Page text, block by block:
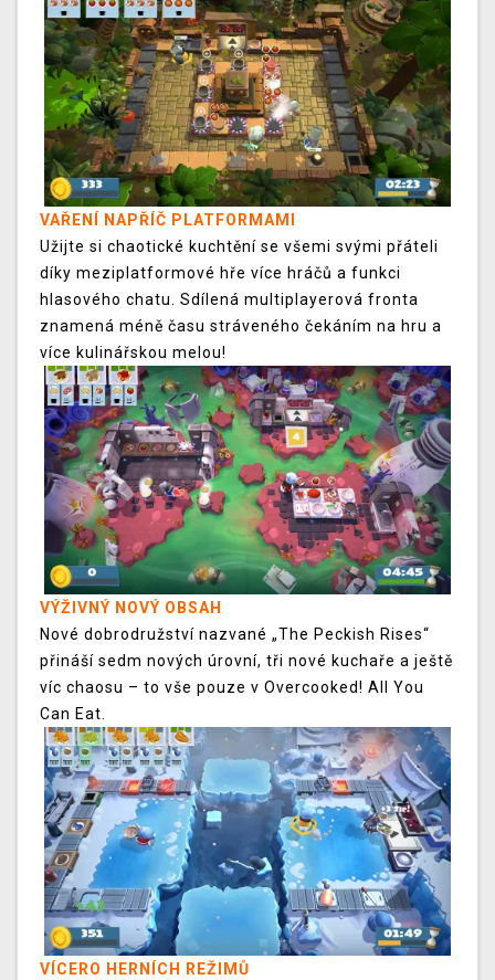
VAŘENÍ NAPŘÍČ PLATFORMAMI
Užijte si chaotické kuchtění se všemi svými přáteli
díky meziplatformové hře více hráčů a funkci
hlasového chatu. Sdílená multiplayerová fronta
znamená méně času stráveného čekáním na hru a
více kulinářskou melou!
VÝŽIVNÝ NOVÝ OBSAH
Nové dobrodružství nazvané „The Peckish Rises“
přináší sedm nových úrovní, tři nové kuchaře a ještě
víc chaosu – to vše pouze v Overcooked! All You
Can Eat.
VÍCERO HERNÍCH REŽIMŮ